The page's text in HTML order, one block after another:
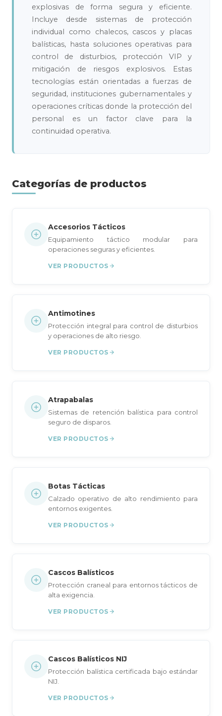
explosivas de forma segura y eficiente.
Incluye desde sistemas de protección
individual como chalecos, cascos y placas
balísticas, hasta soluciones operativas para
control de disturbios, protección VIP y
mitigación de riesgos explosivos. Estas
tecnologías están orientadas a fuerzas de
seguridad, instituciones gubernamentales y
operaciones críticas donde la protección del
personal es un factor clave para la
continuidad operativa.
Categorías de productos
Accesorios Tácticos
Equipamiento táctico modular para
operaciones seguras y eficientes.
VER PRODUCTOS
Antimotines
Protección integral para control de disturbios
y operaciones de alto riesgo.
VER PRODUCTOS
Atrapabalas
Sistemas de retención balística para control
seguro de disparos.
VER PRODUCTOS
Botas Tácticas
Calzado operativo de alto rendimiento para
entornos exigentes.
VER PRODUCTOS
Cascos Balísticos
Protección craneal para entornos tácticos de
alta exigencia.
VER PRODUCTOS
Cascos Balísticos NIJ
Protección balística certificada bajo estándar
NIJ.
VER PRODUCTOS